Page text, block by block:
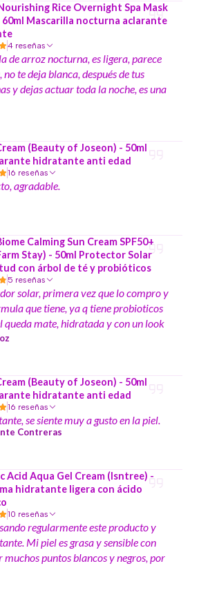
Rice Overnight Spa Mask
60ml Mascarilla nocturna aclarante
4 reseñas
de arroz nocturna, es ligera, parece
te deja blanca, después de tus
y dejas actuar toda la noche, es una
(Beauty of Joseon) - 50ml
hidratante anti edad
16 reseñas
agradable.
Calming Sun Cream SPF50+
Stay) - 50ml Protector Solar
con árbol de té y probióticos
5 reseñas
solar, primera vez que lo compro y
que tiene, ya q tiene probioticos
queda mate, hidratada y con un look
herbal lo cual lo hace sentir aún
(Beauty of Joseon) - 50ml
hidratante anti edad
16 reseñas
se siente muy a gusto en la piel.
Contreras
Acid Aqua Gel Cream (Isntree) -
hidratante ligera con ácido
10 reseñas
regularmente este producto y
Mi piel es grasa y sensible con
puntos blancos y negros, por
debido a que normalmente me
más comedones (que se